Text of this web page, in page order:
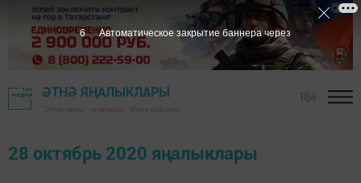
ӘТНӘ ЯҢАЛЫКЛАРЫ
28 октябрь 2020 яңалыклары
5 Автоматическое закрытие баннера через